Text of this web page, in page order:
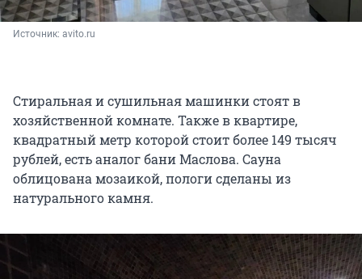
Источник: avito.ru
Стиральная и сушильная машинки стоят в
хозяйственной комнате. Также в квартире,
квадратный метр которой стоит более 149 тысяч
рублей, есть аналог бани Маслова. Сауна
облицована мозаикой, пологи сделаны из
натурального камня.